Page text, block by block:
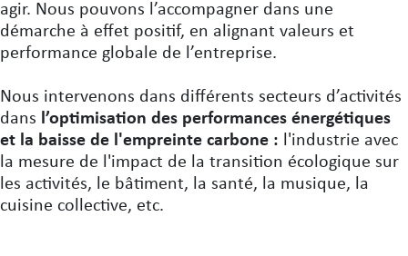
agir. Nous pouvons l’accompagner dans une
démarche à effet positif, en alignant valeurs et
performance globale de l’entreprise.
Nous intervenons dans différents secteurs d’activités
dans l’optimisation des performances énergétiques
et la baisse de l'empreinte carbone : l'industrie avec
la mesure de l'impact de la transition écologique sur
les activités, le bâtiment, la santé, la musique, la
cuisine collective, etc.